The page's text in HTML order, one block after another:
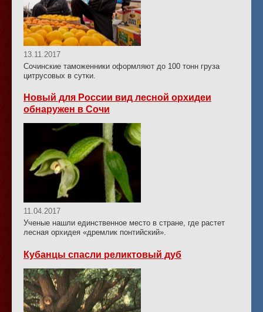
13.11.2017
Сочинские таможенники оформляют до 100 тонн груза
цитрусовых в сутки.
Новый для России вид лесной орхидеи
обнаружен в Сочи
11.04.2017
Ученые нашли единственное место в стране, где растет
лесная орхидея «дремлик понтийский».
Кубанцы спасли реликтовый дуб